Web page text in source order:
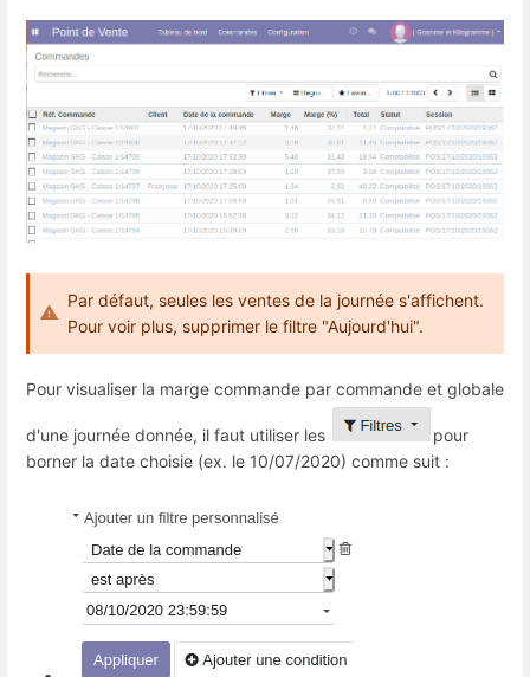
Par défaut, seules les ventes de la journée s'affichent.
Pour voir plus, supprimer le filtre "Aujourd'hui".
Pour visualiser la marge commande par commande et globale
d'une journée donnée, il faut utiliser les
pour
borner la date choisie (ex. le 10/07/2020) comme suit :